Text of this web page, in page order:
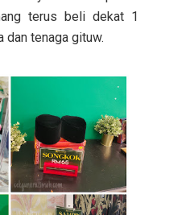
terus beli dekat 1
dan tenaga gituw.